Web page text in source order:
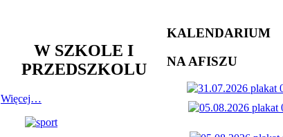
W SZKOLE I
PRZEDSZKOLU
Więcej…
KALENDARIUM
NA AFISZU